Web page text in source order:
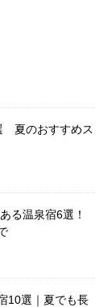
夏のおすすめス
る温泉宿6選！
10選｜夏でも長